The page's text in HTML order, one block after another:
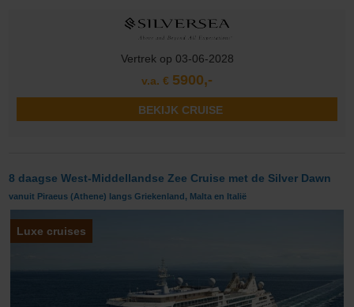
Vertrek op 03-06-2028
v.a. € 5900,-
BEKIJK CRUISE
8 daagse West-Middellandse Zee Cruise met de Silver Dawn
vanuit Piraeus (Athene) langs Griekenland, Malta en Italië
Luxe cruises